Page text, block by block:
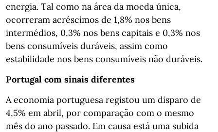
energia. Tal como na área da moeda única,
ocorreram acréscimos de 1,8% nos bens
intermédios, 0,3% nos bens capitais e 0,3% nos
bens consumíveis duráveis, assim como
estabilidade nos bens consumíveis não duráveis.
Portugal com sinais diferentes
A economia portuguesa registou um disparo de
4,5% em abril, por comparação com o mesmo
mês do ano passado. Em causa está uma subida